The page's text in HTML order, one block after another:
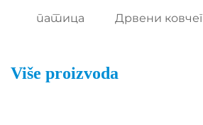
патица Дрвени ковчег
Više proizvoda